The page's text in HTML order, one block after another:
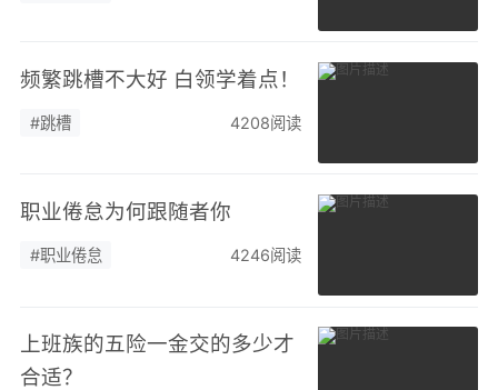
频繁跳槽不大好 白领学着点！
#跳槽 4208阅读
职业倦怠为何跟随者你
#职业倦怠 4246阅读
上班族的五险一金交的多少才
合适？